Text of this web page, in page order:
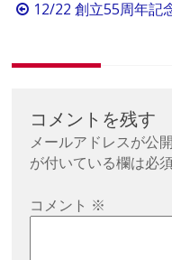
投
ナ
12/22 創立55周年記
コメントを残す
メールアドレスが公
が付いている欄は必
コメント ※